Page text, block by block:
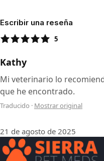
Escribir una reseña
5
Kathy
Mi veterinario lo
que he encontrado.
Traducido · Mostrar original
21 de agosto de 2025